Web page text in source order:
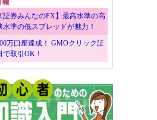
証券みんなのFX】最高水準の高
水準の低スプレッドが魅力！
万口座達成！ GMOクリック証
取引OK！